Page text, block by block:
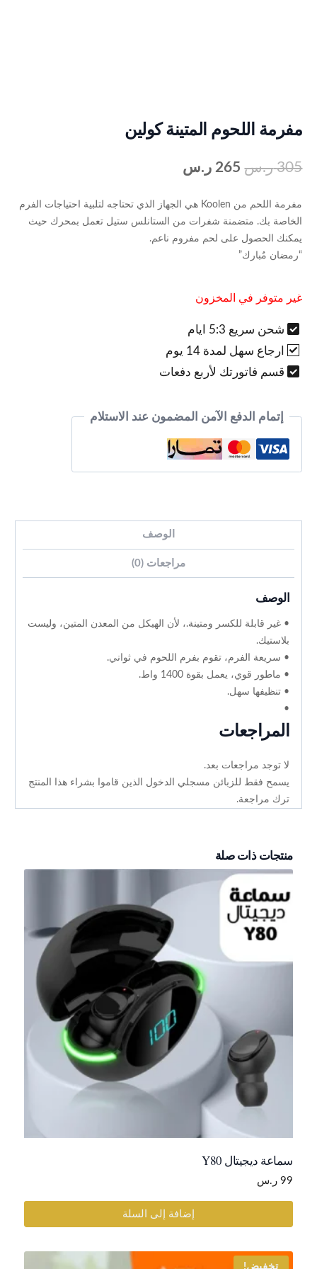
مفرمة اللحوم المتينة كولين
305 ر.س 265 ر.س
مفرمة اللحم من Koolen هي الجهاز الذي تحتاجه لتلبية احتياجات الفرم
الخاصة بك. متضمنة شفرات من الستانلس ستيل تعمل بمحرك حيث
يمكنك الحصول على لحم مفروم ناعم.
“رمضان مٌبارك”
غير متوفر في المخزون
شحن سريع 5:3 ايام
ارجاع سهل لمدة 14 يوم
قسم فاتورتك لأربع دفعات
إتمام الدفع الآمن المضمون عند الاستلام
الوصف
مراجعات (0)
الوصف
• غير قابلة للكسر ومتينة.، لأن الهيكل من المعدن المتين، وليست
بلاستيك.
• سريعة الفرم، تقوم بفرم اللحوم في ثواني.
• ماطور قوي، يعمل بقوة 1400 واط.
• تنظيفها سهل.
•
المراجعات
لا توجد مراجعات بعد.
يسمح فقط للزبائن مسجلي الدخول الذين قاموا بشراء هذا المنتج
ترك مراجعة.
منتجات ذات صلة
سماعة ديجيتال Y80
99 ر.س
إضافة إلى السلة
تخفيض!